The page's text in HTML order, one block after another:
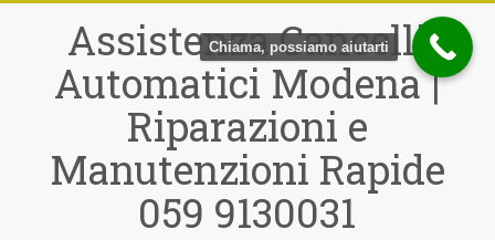
contenutoAssistenza Cancelli
Automatici Modena |
Riparazioni e
Manutenzioni Rapide
059 9130031
Chiama, possiamo aiutarti